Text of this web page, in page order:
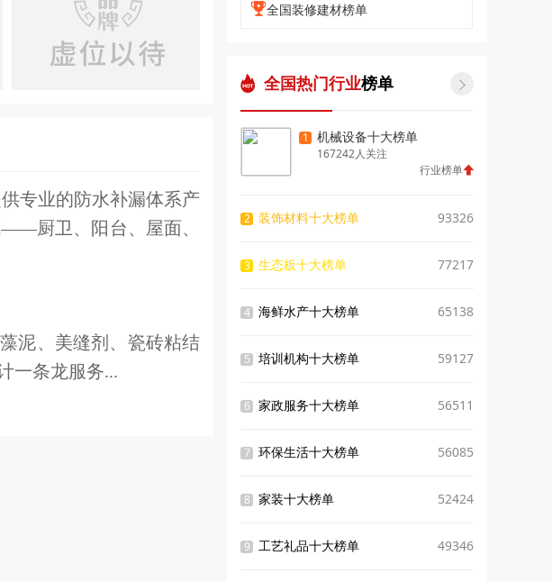
专业的防水补漏体系产
厨卫、阳台、屋面、
泥、美缝剂、瓷砖粘结
一条龙服务...
全国装修建材榜单
全国热门行业榜单 
1 机械设备十大榜单
167242人关注
行业榜单
2 装饰材料十大榜单 93326
3 生态板十大榜单 77217
4 海鲜水产十大榜单 65138
5 培训机构十大榜单 59127
6 家政服务十大榜单 56511
7 环保生活十大榜单 56085
8 家装十大榜单 52424
9 工艺礼品十大榜单 49346